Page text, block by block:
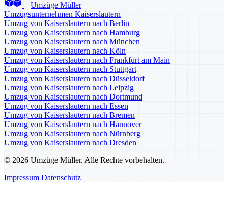
Umzüge Müller
Umzugsunternehmen Kaiserslautern
Umzug von Kaiserslautern nach Berlin
Umzug von Kaiserslautern nach Hamburg
Umzug von Kaiserslautern nach München
Umzug von Kaiserslautern nach Köln
Umzug von Kaiserslautern nach Frankfurt am Main
Umzug von Kaiserslautern nach Stuttgart
Umzug von Kaiserslautern nach Düsseldorf
Umzug von Kaiserslautern nach Leipzig
Umzug von Kaiserslautern nach Dortmund
Umzug von Kaiserslautern nach Essen
Umzug von Kaiserslautern nach Bremen
Umzug von Kaiserslautern nach Hannover
Umzug von Kaiserslautern nach Nürnberg
Umzug von Kaiserslautern nach Dresden
© 2026 Umzüge Müller. Alle Rechte vorbehalten.
Impressum Datenschutz